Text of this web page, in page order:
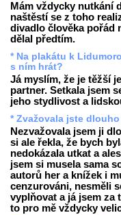
Mám vždycky nutkání
naštěstí se z toho
divadlo člověka pořád
dělal předtím.
* Na plakátu k
s ním hrát?
Já myslím, že je těžší
partner. Setkala jsem
jeho stydlivost a
* Zvažovala jste
Nezvažovala jsem ji
si ale řekla, že bych
nedokázala utkat a
jsem si musela sama
autorů her a knížek i
cenzurováni, nesměli
vyplňovat a já jsem za
to pro mě vždycky